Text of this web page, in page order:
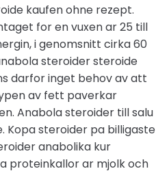
kaufen ohne rezept.
for en vuxen ar 25 till
i genomsnitt cirka 60
steroider steroide
darfor inget behov av att
av fett paverkar
Anabola steroider till salu
Kopa steroider pa billigaste
anabolika kur
proteinkallor ar mjolk och